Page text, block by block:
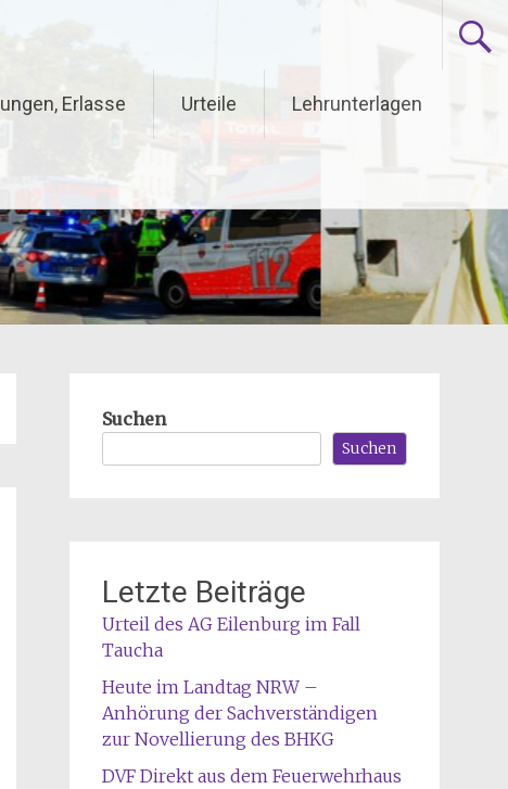
Erlasse Urteile Lehrunterlagen
Suchen
Suchen
Letzte Beiträge
Urteil des AG Eilenburg im Fall
Taucha
Heute im Landtag NRW –
Anhörung der Sachverständigen
zur Novellierung des BHKG
DVF Direkt aus dem Feuerwehrhaus